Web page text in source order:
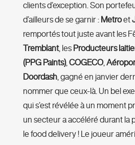
clients d’exception. Son
d’ailleurs de se garnir : Metroet
remportés tout juste avant les
Tremblant, les Producteurs
(PPG Paints), COGECO,
Doordash, gagné en janvier
nommer que ceux-là. Un bel
qui s’est révélée à un moment
un secteur a accéléré durant la
le food delivery ! Le joueur